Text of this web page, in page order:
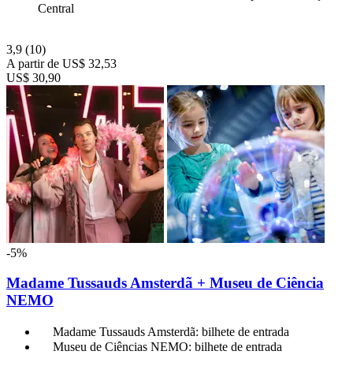
Central
3,9 (10)
A partir de US$ 32,53
US$ 30,90
-5%
Madame Tussauds Amsterdã + Museu de Ciência
NEMO
Madame Tussauds Amsterdã: bilhete de entrada
Museu de Ciências NEMO: bilhete de entrada